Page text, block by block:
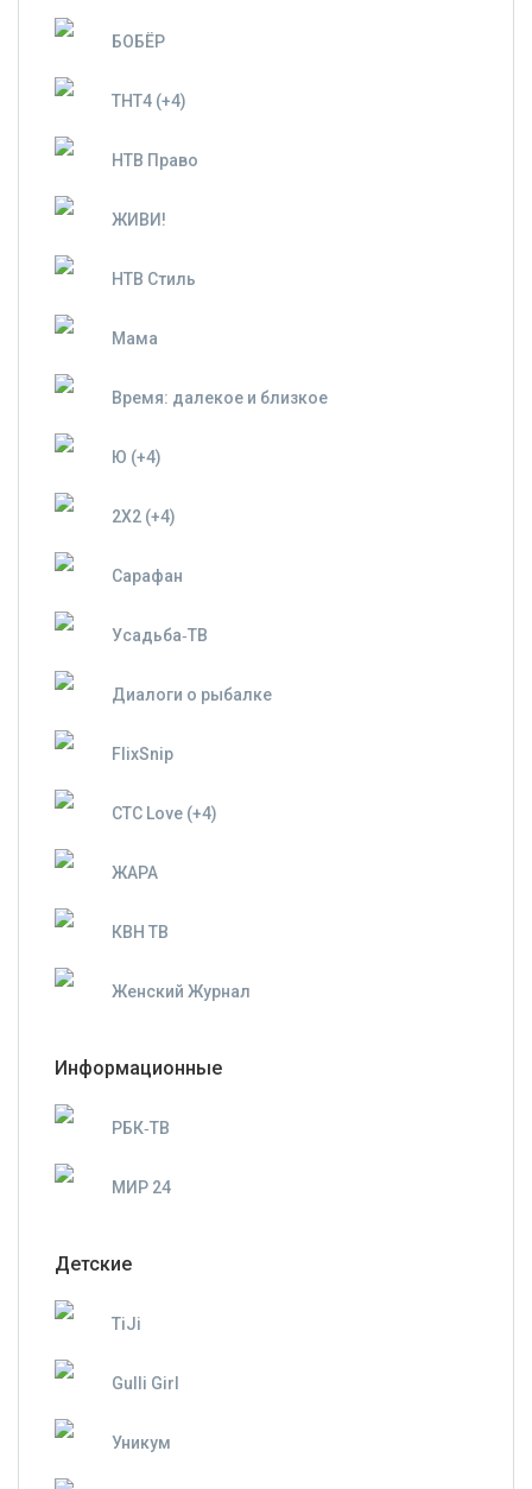
БОБЁР
ТНТ4 (+4)
НТВ Право
ЖИВИ!
НТВ Стиль
Мама
Время: далекое и близкое
Ю (+4)
2X2 (+4)
Сарафан
Усадьба‑ТВ
Диалоги о рыбалке
FlixSnip
СТС Love (+4)
ЖАРА
КВН ТВ
Женский Журнал
Информационные
РБК‑ТВ
МИР 24
Детские
TiJi
Gulli Girl
Уникум